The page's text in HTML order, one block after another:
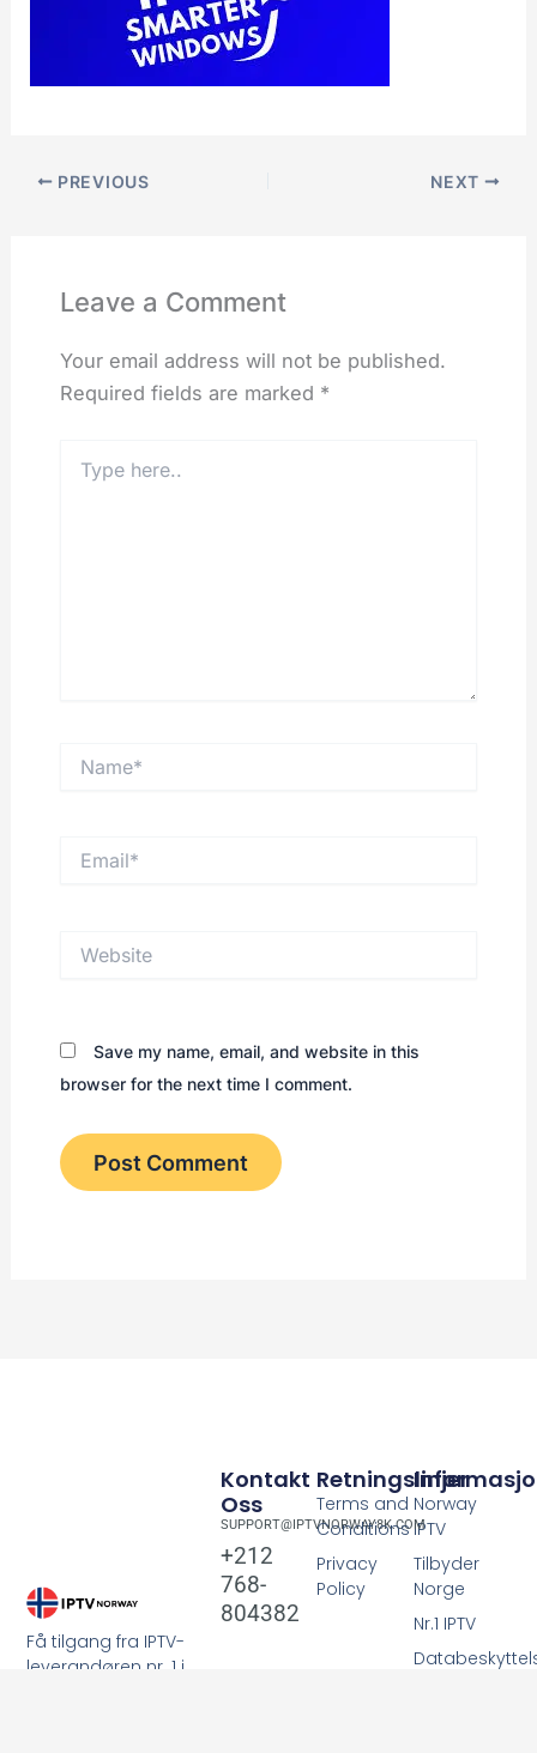
PREVIOUS NEXT
Leave a Comment
Your email address will not be published.
Required fields are marked *
here..
Save my name, email, and website in this
browser for the next time I comment.
Få tilgang fra IPTV-
leverandøren nr. 1 i
Norway
IPTV
Tilbyder
Norge
Nr.1 IPTV
Retningslinjer
Terms and
Conditions
Privacy
Policy
Kontakt
Oss
SUPPORT@IPTVNORWAY8K.COM
+212
768-
804382